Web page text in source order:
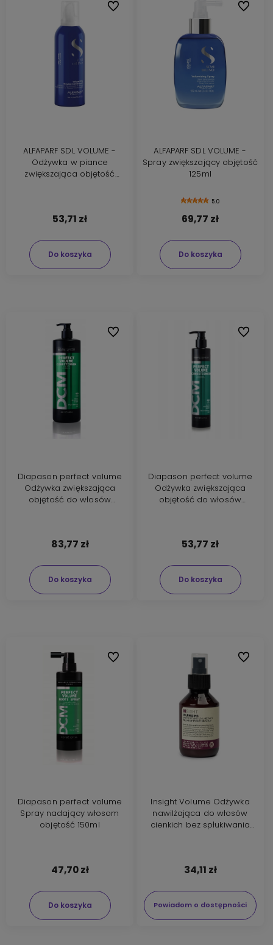
ALFAPARF SDL VOLUME -
Odżywka w piance
zwiększająca objętość
53,71 zł
Do koszyka
Do ulubionych
ALFAPARF SDL VOLUME -
Spray zwiększający objętość
125ml
5.0
69,77 zł
Do koszyka
Do
Diapason perfect volume
Odżywka zwiększająca
objętość do włosów
83,77 zł
Do koszyka
Do ulubionych
Diapason perfect volume
Odżywka zwiększająca
objętość do włosów
53,77 zł
Do koszyka
Do
Diapason perfect volume
Spray nadający włosom
objętość 150ml
47,70 zł
Do koszyka
Do ulubionych
Insight Volume Odżywka
nawilżająca do włosów
cienkich bez spłukiwania
34,11 zł
Powiadom o dostępności
Do